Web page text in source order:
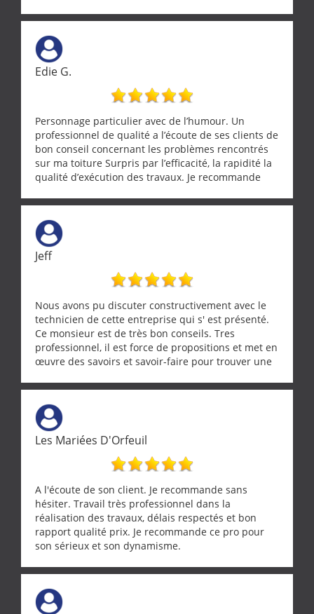
Edie G.
Personnage particulier avec de l’humour. Un
professionnel de qualité a l’écoute de ses clients de
bon conseil concernant les problèmes rencontrés
sur ma toiture Surpris par l’efficacité, la rapidité la
qualité d’exécution des travaux. Je recommande
Jeff
Nous avons pu discuter constructivement avec le
technicien de cette entreprise qui s' est présenté.
Ce monsieur est de très bon conseils. Tres
professionnel, il est force de propositions et met en
œuvre des savoirs et savoir-faire pour trouver une
demande de l écoute et de la considération, ce qui
ne se trouve que chez les pationnés de leur métier.
Merci a ce monsieur pour sa disponibilité
Les Mariées D'Orfeuil
A l'écoute de son client. Je recommande sans
hésiter. Travail très professionnel dans la
réalisation des travaux, délais respectés et bon
rapport qualité prix. Je recommande ce pro pour
son sérieux et son dynamisme.